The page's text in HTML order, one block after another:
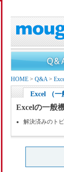
HOME > Q&A>
Excel （一
Excelの一般
解決済みのト